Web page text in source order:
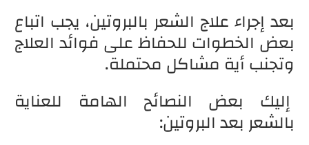
بعد إجراء علاج الشعر بالبروتين، يجب اتباع
بعض الخطوات للحفاظ على فوائد العلاج
وتجنب أية مشاكل محتملة.
إليك بعض النصائح الهامة للعناية
بالشعر بعد البروتين: